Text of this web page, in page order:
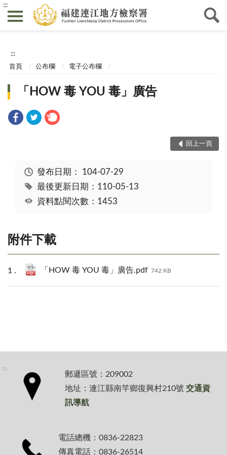
:::
:::
首頁 公布欄 電子公布欄
「HOW 毒 YOU 毒」廣告
回上一頁
發布日期： 104-07-29
最後更新日期：110-05-13
資料點閱次數：1453
附件下載
「HOW 毒 YOU 毒」廣告.pdf 742 KB
:::
郵遞區號：209002
地址：連江縣南竿鄉復興村210號 交通資
訊導航
電話總機：0836-22823
傳真電話：0836-26514